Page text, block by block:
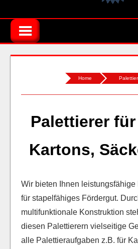
Home
Palettierer
Kartons,
Wir bieten Ihnen
für stapelfähiges Fördergut.
multifunktionale Konstruktion
diesen Palettierern vielseitige
alle Palettieraufgaben z.B. für